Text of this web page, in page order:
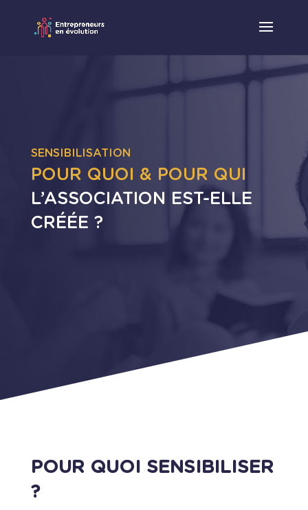
SENSIBILISATION
POUR QUOI & POUR QUI
L’ASSOCIATION EST-ELLE
CRÉÉE ?
POUR QUOI SENSIBILISER
?